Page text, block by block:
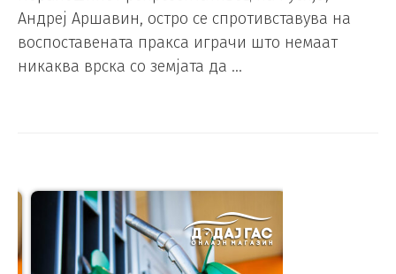
Андреј Аршавин, остро се спротивставува на
воспоставената пракса играчи што немаат
никаква врска со земјата да …